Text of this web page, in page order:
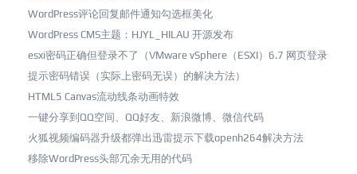
WordPress评论回复邮件通知勾选框美化
WordPress CMS主题：HJYL_HILAU 开源发布
esxi密码正确但登录不了（VMware vSphere（ESXI）6.7 网页登录
提示密码错误（实际上密码无误）的解决方法）
HTML5 Canvas流动线条动画特效
一键分享到QQ空间、QQ好友、新浪微博、微信代码
火狐视频编码器升级都弹出迅雷提示下载openh264解决方法
移除WordPress头部冗余无用的代码